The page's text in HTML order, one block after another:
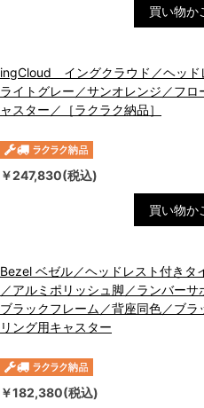
買い物か
ingCloud イングクラウド／ヘッド
ライトグレー／サンオレンジ／フロ
ャスター／［ラクラク納品］
￥247,830(税込)
買い物か
Bezel ベゼル／ヘッドレスト付きタ
／アルミポリッシュ脚／ランバーサ
ブラックフレーム／背座同色／ブラ
リング用キャスター
￥182,380(税込)